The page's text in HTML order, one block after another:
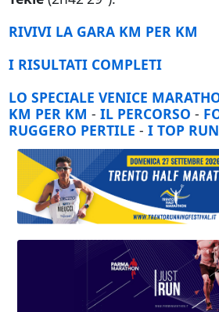
RIVIVI LA GARA KM PER KM
I RISULTATI COMPLETI
LO SPECIALE VENICE
KM PER KM - IL PERCORSO -
RUGGERO PERTILE - I TOP